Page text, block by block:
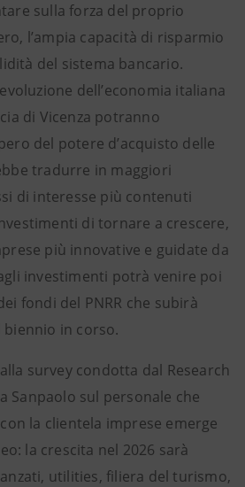
sulla forza del proprio
l’ampia capacità di risparmio
del sistema bancario.
dell’economia italiana
di Vicenza potranno
del potere d’acquisto delle
tradurre in maggiori
di interesse più contenuti
di tornare a crescere,
più innovative e guidate da
investimenti potrà venire poi
fondi del PNRR che subirà
biennio in corso.
survey condotta dal Research
Sanpaolo sul personale che
la clientela imprese emerge
la crescita nel 2026 sarà
utilities, filiera del turismo,